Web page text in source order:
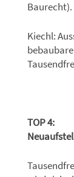
Baurecht).
Kiechl:
TOP 4: